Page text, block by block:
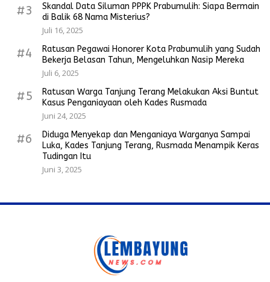
#3
Skandal Data Siluman PPPK Prabumulih: Siapa Bermain
di Balik 68 Nama Misterius?
Juli 16, 2025
#4
Ratusan Pegawai Honorer Kota Prabumulih yang Sudah
Bekerja Belasan Tahun, Mengeluhkan Nasip Mereka
Juli 6, 2025
#5
Ratusan Warga Tanjung Terang Melakukan Aksi Buntut
Kasus Penganiayaan oleh Kades Rusmada
Juni 24, 2025
#6
Diduga Menyekap dan Menganiaya Warganya Sampai
Luka, Kades Tanjung Terang, Rusmada Menampik Keras
Tudingan Itu
Juni 3, 2025